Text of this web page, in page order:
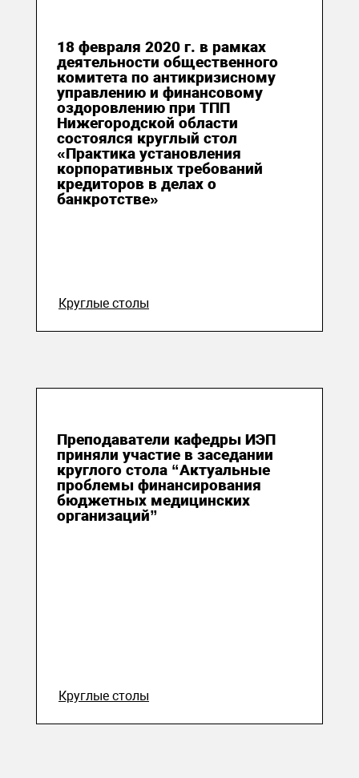
18 февраля 2020 г. в рамках
деятельности общественного
комитета по антикризисному
управлению и финансовому
оздоровлению при ТПП
Нижегородской области
состоялся круглый стол
«Практика установления
корпоративных требований
кредиторов в делах о
банкротстве»
Круглые столы
Преподаватели кафедры ИЭП
приняли участие в заседании
круглого стола “Актуальные
проблемы финансирования
бюджетных медицинских
организаций”
Круглые столы